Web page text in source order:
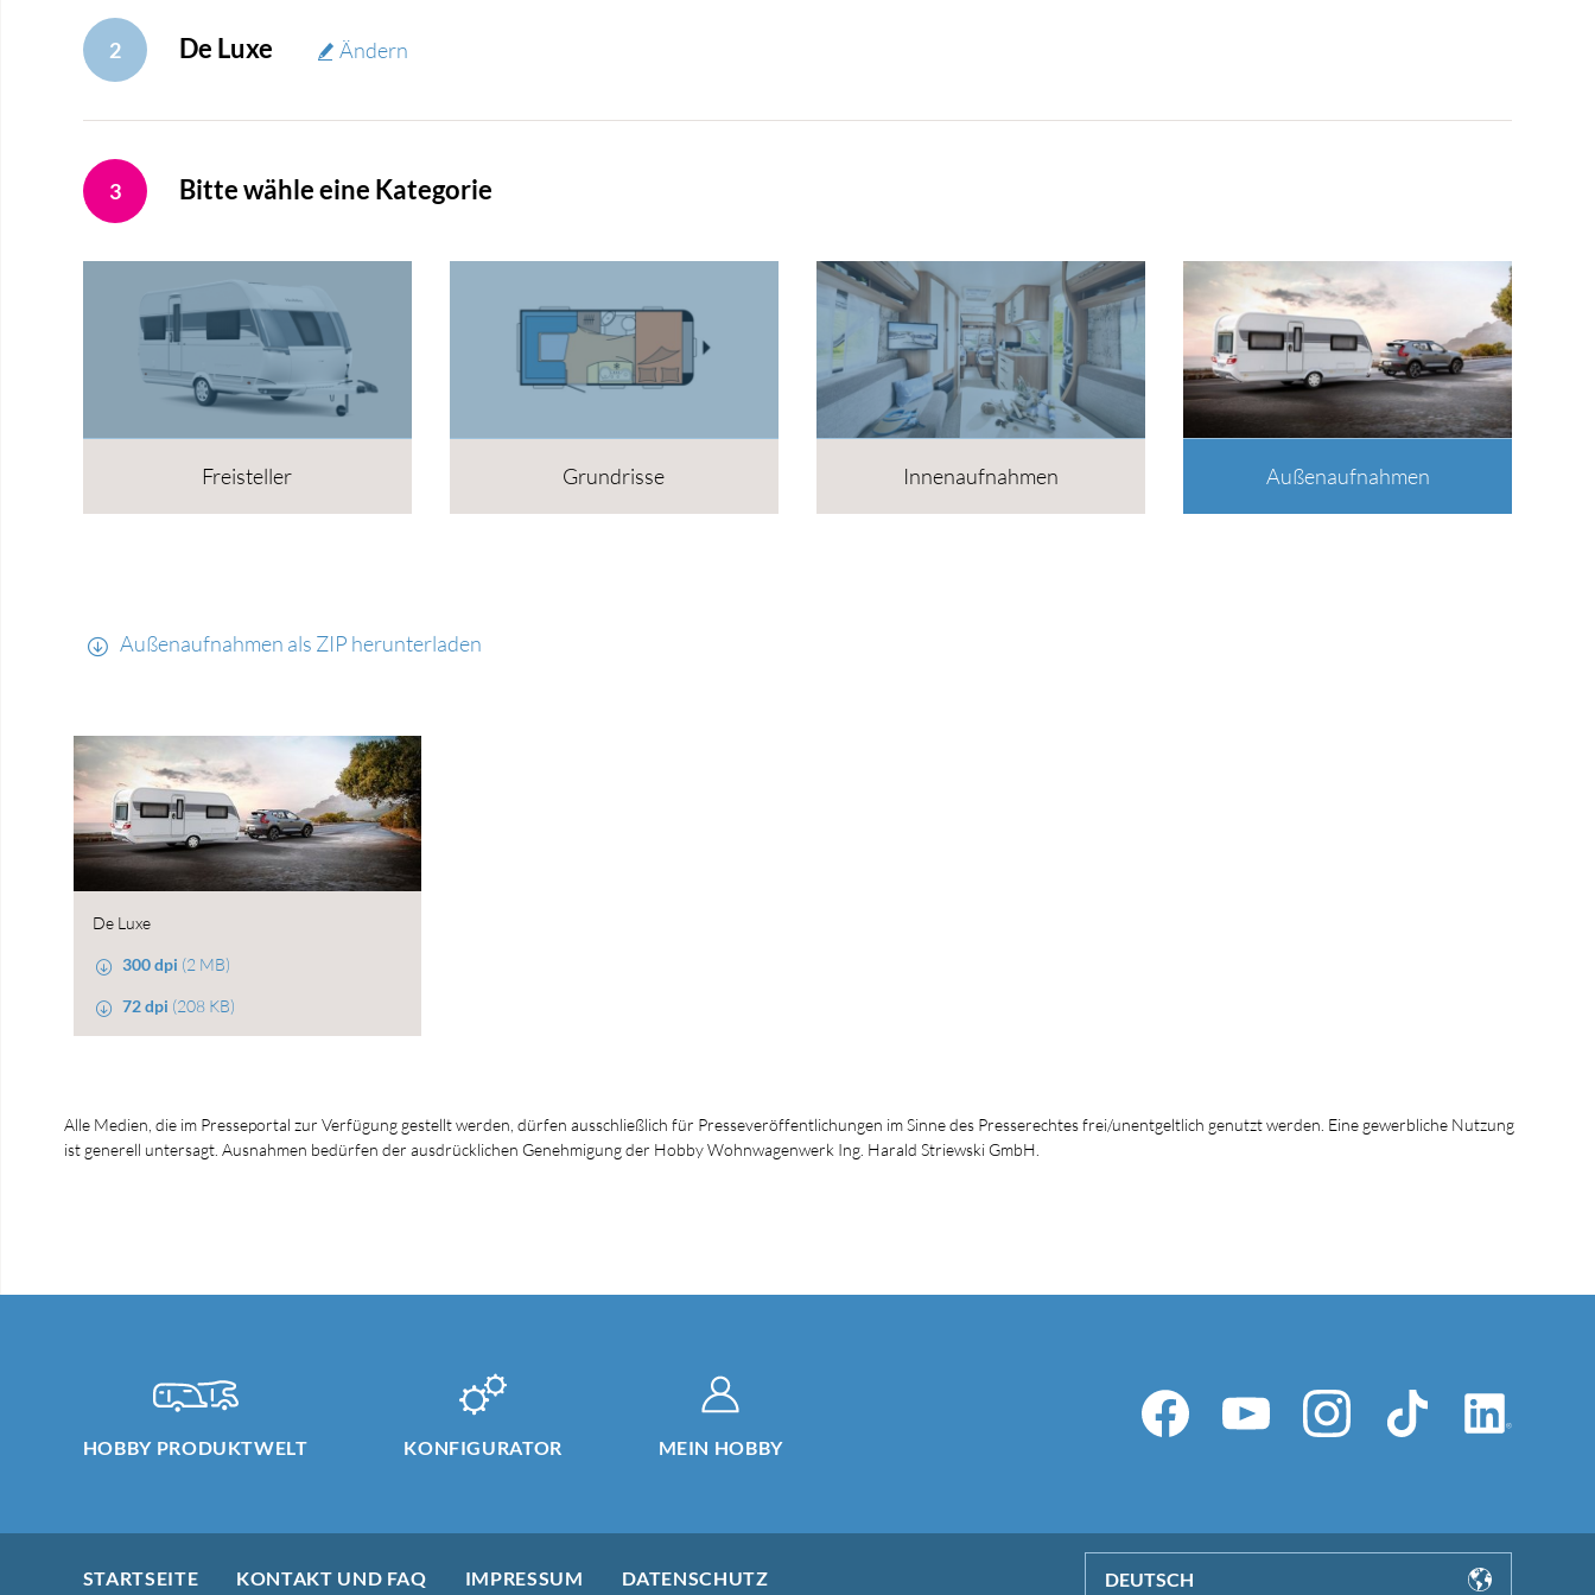
2 De Luxe Ändern
3 Bitte wähle eine Kategorie
Freisteller Grundrisse Innenaufnahmen Außenaufnahmen
Außenaufnahmen als ZIP herunterladen
De Luxe
300 dpi (2 MB)
72 dpi (208 KB)
Alle Medien, die im Presseportal zur Verfügung gestellt werden, dürfen ausschließlich für Presseveröffentlichungen im Sinne des Presserechtes frei/unentgeltlich genutzt werden. Eine gewerbliche Nutzung
ist generell untersagt. Ausnahmen bedürfen der ausdrücklichen Genehmigung der Hobby Wohnwagenwerk Ing. Harald Striewski GmbH.
HOBBY PRODUKTWELT KONFIGURATOR MEIN HOBBY
STARTSEITE KONTAKT UND FAQ IMPRESSUM DATENSCHUTZ DEUTSCH